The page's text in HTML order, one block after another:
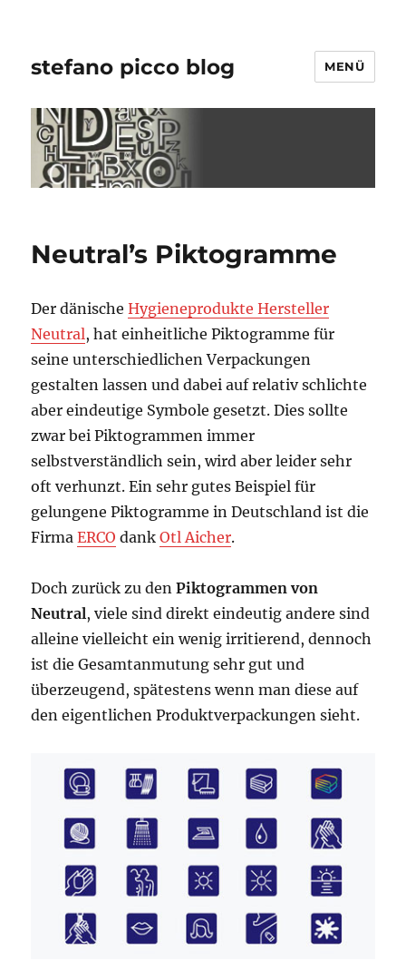
stefano picco blog MENÜ
Neutral’s Piktogramme
Der dänischeHygieneprodukte Hersteller
Neutral, hat einheitliche Piktogramme für
seine unterschiedlichen Verpackungen
gestalten lassen und dabei auf relativ schlichte
aber eindeutige Symbole gesetzt. Dies sollte
zwar bei Piktogrammen immer
selbstverständlich sein, wird aber leider sehr
oft verhunzt. Ein sehr gutes Beispiel für
gelungene Piktogramme in Deutschland ist die
FirmaERCO dankOtl Aicher.
Doch zurück zu denPiktogrammen von
Neutral, viele sind direkt eindeutig andere sind
alleine vielleicht ein wenig irritierend, dennoch
ist die Gesamtanmutung sehr gut und
überzeugend, spätestens wenn man diese auf
den eigentlichen Produktverpackungen sieht.